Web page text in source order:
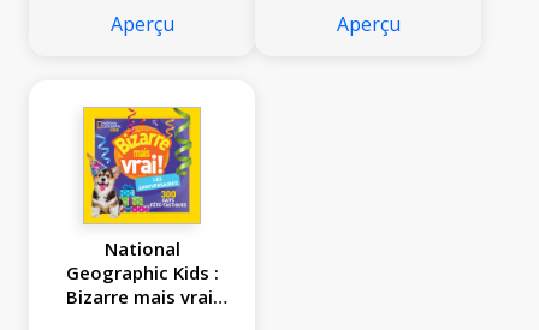
Aperçu Aperçu
National
Geographic Kids :
Bizarre mais vrai!